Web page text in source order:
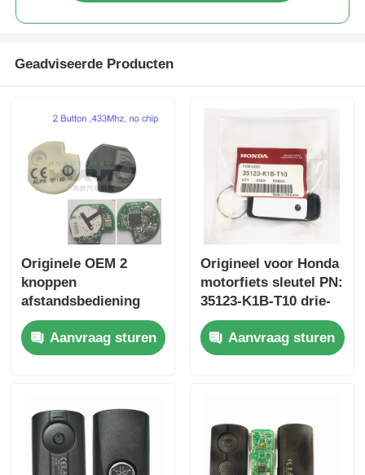
Geadviseerde Producten
Originele OEM 2
knoppen
afstandsbediening
433.87mhz FSK voor
Su-zuki Jim-ny 2005-
2017 Zonder chip
groothandel MOQ
50pcs
Aanvraag sturen
Origineel voor Honda
motorfiets sleutel PN:
35123-K1B-T10 drie-
knop FSK433.92MHz
ID47chip
afstandsbediening
Aanvraag sturen